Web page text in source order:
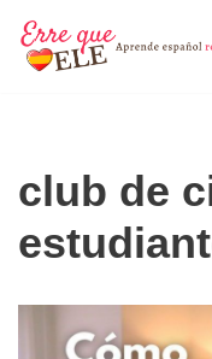
Saltar
club de